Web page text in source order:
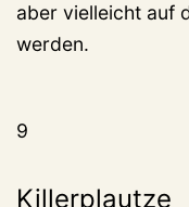
aber vielleicht auf
werden.
9
Killerplautze